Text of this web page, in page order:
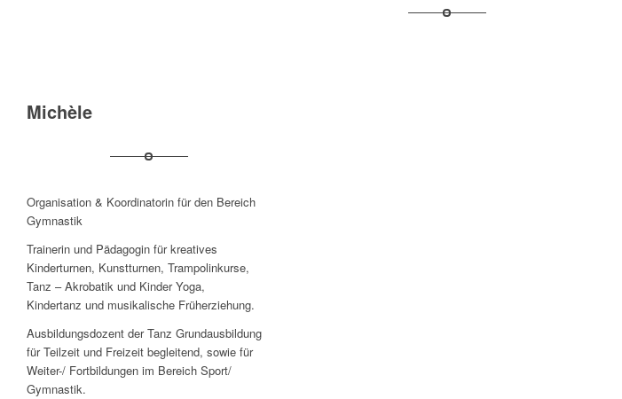
Michèle
Organisation & Koordinatorin für den Bereich
Gymnastik
Trainerin und Pädagogin für kreatives
Kinderturnen, Kunstturnen, Trampolinkurse,
Tanz – Akrobatik und Kinder Yoga,
Kindertanz und musikalische Früherziehung.
Ausbildungsdozent der Tanz Grundausbildung
für Teilzeit und Freizeit begleitend, sowie für
Weiter-/ Fortbildungen im Bereich Sport/
Gymnastik.